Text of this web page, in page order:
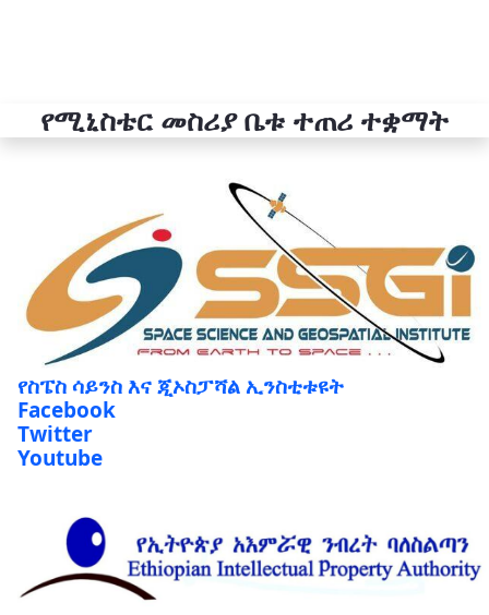
የሚኒስቴር መስሪያ ቤቱ ተጠሪ ተቋማት
የስፔስ ሳይንስ እና ጂኦስፓሻል ኢንስቲቱዩት
Facebook
Twitter
Youtube